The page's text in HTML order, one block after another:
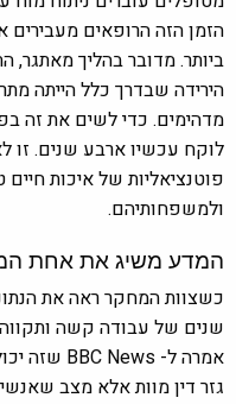
הזמן הזה הרופאים מעבירים
ביותר. מדובר בהליך מאתגר,
מדהימים. כדי לשים את זה
לוקח עכשיו ארבע שנים. זו
פוטנציאליות של איכות חיים
ולמשפחותיהם.
המדע משיג את אחת
כשצוות המחקר ראה את
שנים של עבודה קשה ותקווה
אמרה ל-BBC News שזה
גזר דין מוות אלא מצב